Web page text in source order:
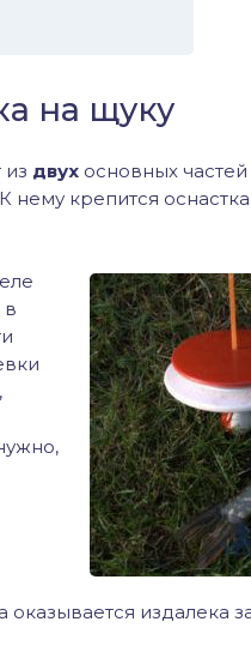
на щуку
из двух основных
нему крепится
в
,
издалека